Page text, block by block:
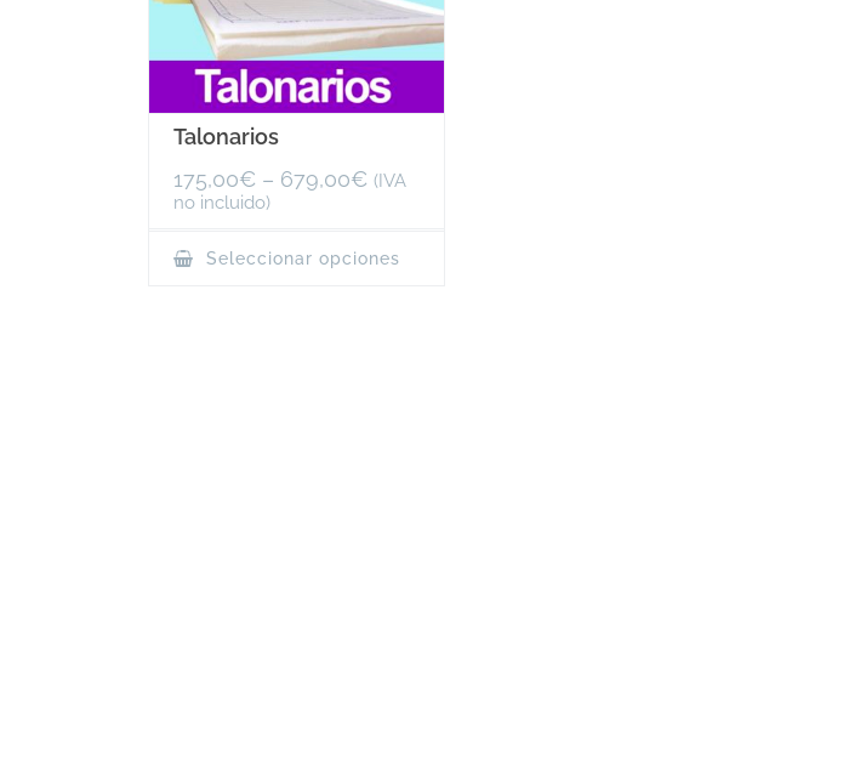
Talonarios
175,00€ – 679,00€ (IVA
no incluido)
Seleccionar opciones